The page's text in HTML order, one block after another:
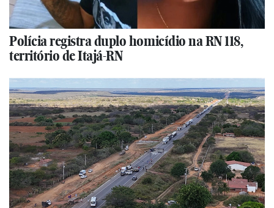
Polícia registra duplo homicídio na RN 118,
território de Itajá-RN